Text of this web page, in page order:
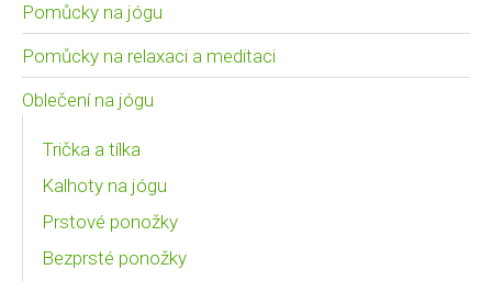
Pomůcky na jógu
Pomůcky na relaxaci a meditaci
Oblečení na jógu
Trička a tílka
Kalhoty na jógu
Prstové ponožky
Bezprsté ponožky